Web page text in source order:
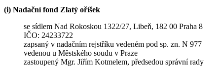
(i) Nadační fond Zlatý oříšek
se sídlem Nad Rokoskou 1322/27, Libeň, 182 00 Praha 8
IČO: 24233722
zapsaný v nadačním rejstříku vedeném pod sp. zn. N 977
vedenou u Městského soudu v Praze
zastoupený Mgr. Jiřím Kotmelem, předsedou správní rady